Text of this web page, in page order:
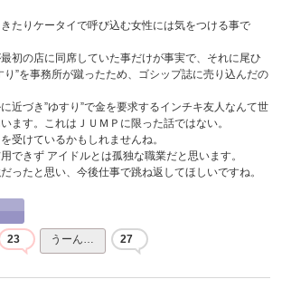
たりケータイで呼び込む女性には気をつける事で
初の店に同席していた事だけが事実で、それに尾ひ
り”を事務所が蹴ったため、ゴシップ誌に売り込んだの
近づき”ゆすり”で金を要求するインチキ友人なんて世
ます。これはＪＵＭＰに限った話ではない。
受けているかもしれませんね。
できず アイドルとは孤独な職業だと思います。
ったと思い、今後仕事で跳ね返してほしいですね。
23 うーん… 27